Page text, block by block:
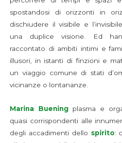
spostandosi di orizzonti in
dischiudere il visibile e
una duplice visione. Ed
raccontato di ambiti intimi e
illusori, in istanti di finzioni e
un viaggio comune di stati
vicinanze o lontananze.
Marina Bueningplasma e
quasi corrispondenti alle
degli accadimenti dello spirito: